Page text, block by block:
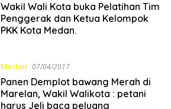
Wakil Wali Kota buka Pelatihan Tim
Penggerak dan Ketua Kelompok
PKK Kota Medan.
Medan 07/04/2017
Panen Demplot bawang Merah di
Marelan, Wakil Walikota : petani
harus Jeli baca peluang